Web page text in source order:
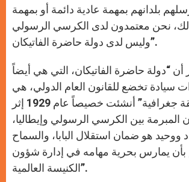
بلدانهم بمهمة عادية دائمة أو بمهمة
نحن معتمدون لدى الكرسي الرسولي
وليس لدى دولة حاضرة الفاتيكان”.
“دولة حاضرة الفاتيكان، التي هي أيضاً
سيادة تخضع للقانون العام الدولي، هي
“قاعدة وحقيقة جغرافية” أنشئت خصيصاً عام 1929 إثر
المبرمة بين الكرسي الرسولي وإيطاليا،
هو ضمان استقلال البابا، والسماح
بأن يمارس بحرية مهامه في إدارة شؤون
الكنيسة العالمية”.